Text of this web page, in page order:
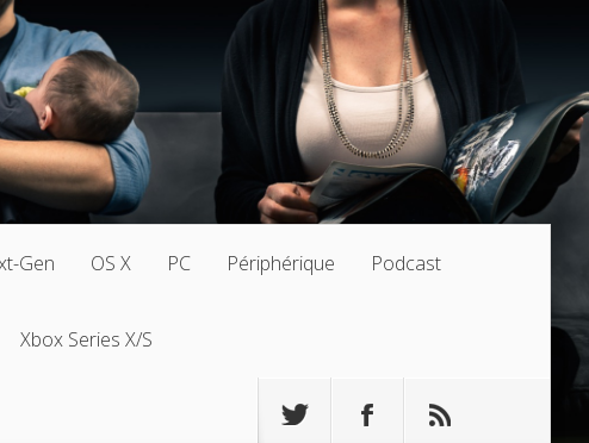
Gen OS X PC Périphérique Podcast
Xbox Series X/S